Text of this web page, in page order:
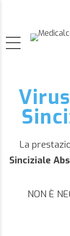
La
Sinciziale
NON È